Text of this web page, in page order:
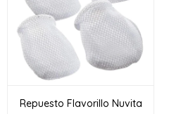
Repuesto Flavorillo Nuvita